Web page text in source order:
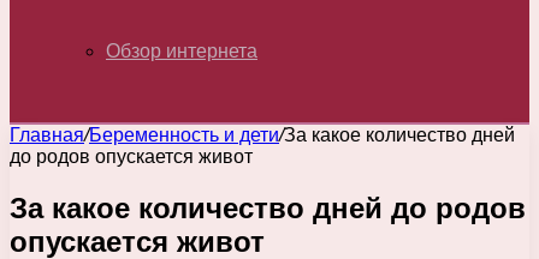
Обзор интернета
Главная/Беременность и дети/За какое количество дней
до родов опускается живот
За какое количество дней до родов
опускается живот